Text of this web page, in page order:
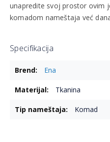
unapredite svoj prostor ovim
komadom nameštaja već
Specifikacija
informacijaEna
Tkanina
Komad